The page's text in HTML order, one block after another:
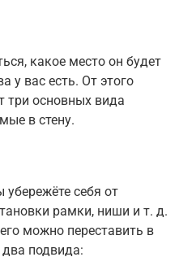
какое место он будет
у вас есть. От этого
три основных вида
в стену.
себя от
рамки, ниши и т. д.
можно переставить в
подвида: